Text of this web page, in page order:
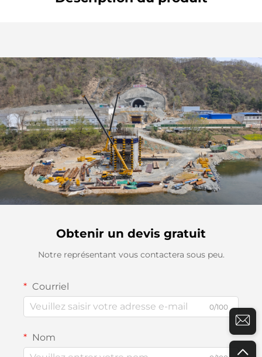
Obtenir un devis gratuit
Notre représentant vous contactera sous peu.
Courriel
0/100
Nom